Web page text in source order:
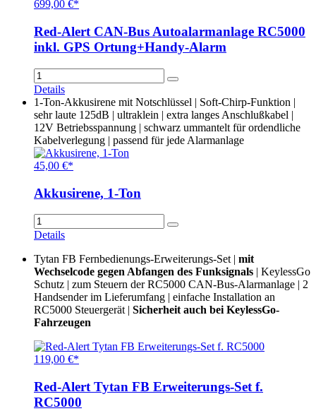
699,00 €*
Red-Alert CAN-Bus Autoalarmanlage RC5000
inkl. GPS Ortung+Handy-Alarm
Details
1-Ton-Akkusirene mit Notschlüssel | Soft-Chirp-Funktion |
sehr laute 125dB | ultraklein | extra langes Anschlußkabel |
12V Betriebsspannung | schwarz ummantelt für ordendliche
Kabelverlegung | passend für jede Alarmanlage
45,00 €*
Akkusirene, 1-Ton
Details
Tytan FB Fernbedienungs-Erweiterungs-Set | mit
Wechselcode gegen Abfangen des Funksignals | KeylessGo
Schutz | zum Steuern der RC5000 CAN-Bus-Alarmanlage | 2
Handsender im Lieferumfang | einfache Installation an
RC5000 Steuergerät | Sicherheit auch bei KeylessGo-
Fahrzeugen
119,00 €*
Red-Alert Tytan FB Erweiterungs-Set f.
RC5000